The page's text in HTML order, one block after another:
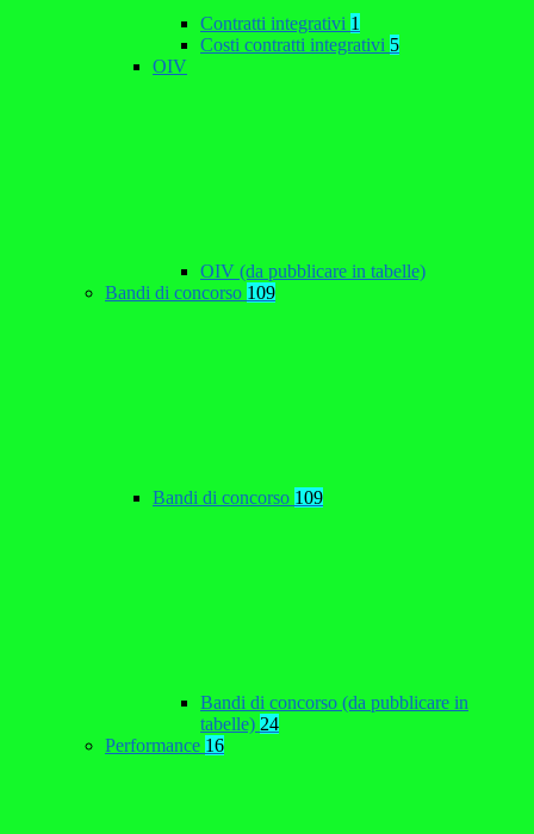
Contratti integrativi 1
Costi contratti integrativi 5
OIV
OIV (da pubblicare in tabelle)
Bandi di concorso 109
Bandi di concorso 109
Bandi di concorso (da pubblicare in
tabelle) 24
Performance 16